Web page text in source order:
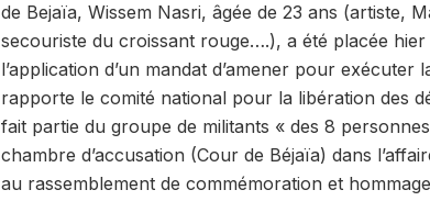
de Bejaïa, Wissem Nasri, âgée de 23 ans (artiste,
secouriste du croissant rouge….), a été placée hier
l’application d’un mandat d’amener pour
rapporte le comité national pour la libération des
fait partie du groupe de militants « des 8
chambre d’accusation (Cour de Béjaïa) dans
au rassemblement de commémoration et